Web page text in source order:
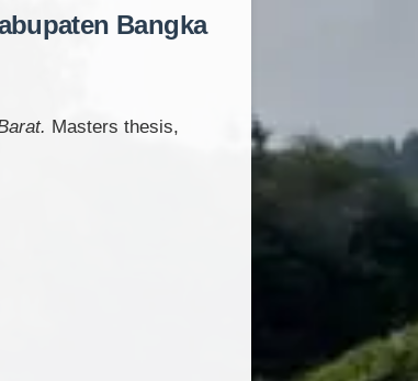
Bangka
Masters thesis,